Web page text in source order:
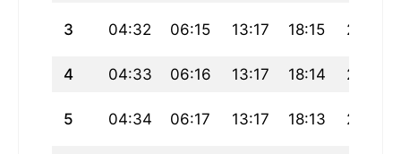
3 04:32 06:15 13:17 18:15 20:19
4 04:33 06:16 13:17 18:14 20:18
5 04:34 06:17 13:17 18:13 20:17